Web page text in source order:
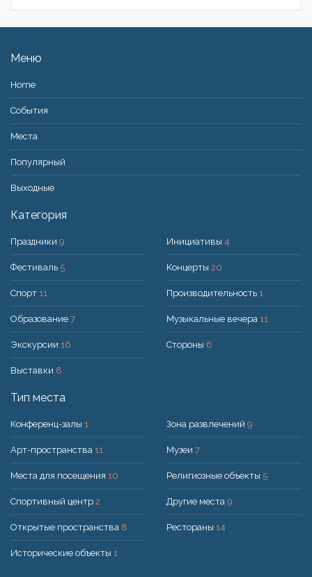
Меню
Home
События
Места
Популярный
Bыходные
Категория
Праздники 9
Фестиваль 5
Спорт 11
Образование 7
Экскурсии 16
Выставки 8
Инициативы 4
Концерты 20
Производительность 1
Музыкальные вечера 11
Стороны 6
Тип места
Конференц-залы 1
Арт-пространства 11
Места для посещения 10
Спортивный центр 2
Открытые пространства 8
Исторические объекты 1
Зона развлечений 9
Музеи 7
Религиозные объекты 5
Другие места 9
Рестораны 14